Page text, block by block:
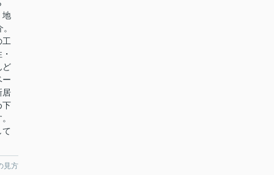
地
工
ど
ー
居
下
て
見方